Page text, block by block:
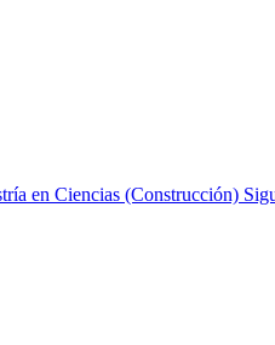
en Ciencias (Construcción)